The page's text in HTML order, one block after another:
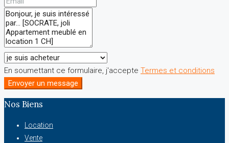
En soumettant ce formulaire, j'accepte Termes et conditions
Envoyer un message
Nos Biens
Location
Vente